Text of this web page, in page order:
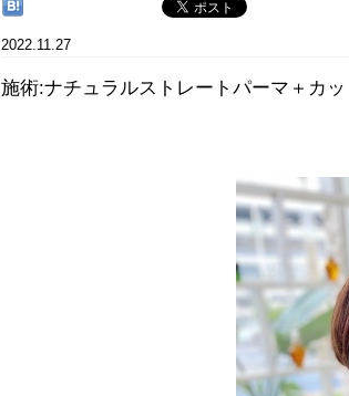
2022.11.27
施術:ナチュラルストレートパーマ＋カ